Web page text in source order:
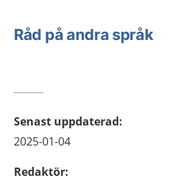
Råd på andra språk
Senast uppdaterad:
2025-01-04
Redaktör: